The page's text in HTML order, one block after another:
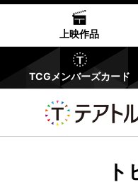
上映作品
TCGメンバーズカード
ト